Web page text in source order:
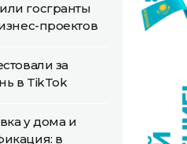
госгранты
проектов
за
в TikTok
у дома и
в